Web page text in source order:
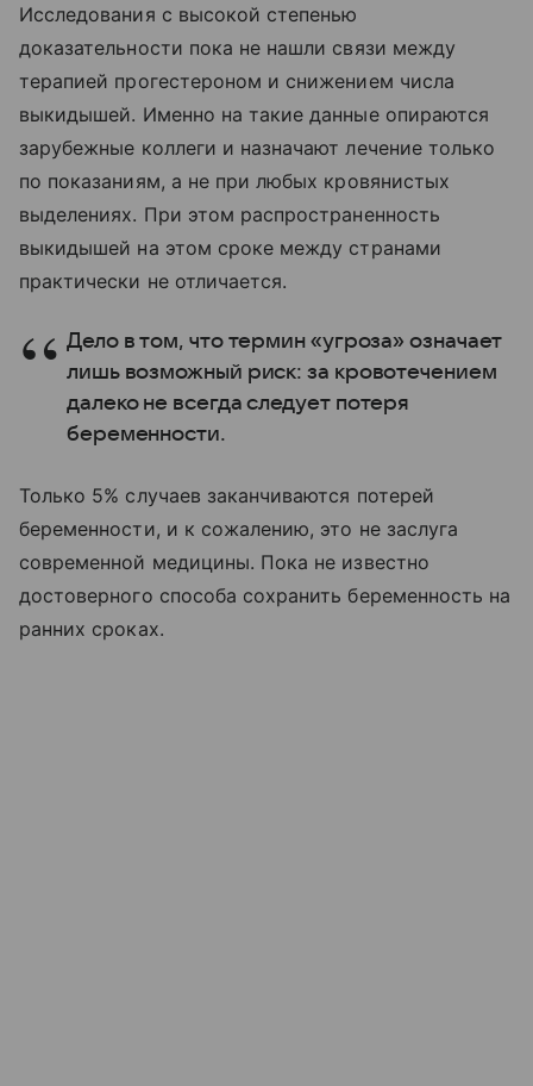
Исследования с высокой степенью
доказательности пока не нашли связи между
терапией прогестероном и снижением числа
выкидышей. Именно на такие данные опираются
зарубежные коллеги и назначают лечение только
по показаниям, а не при любых кровянистых
выделениях. При этом распространенность
выкидышей на этом сроке между странами
практически не отличается.
Дело в том, что термин «угроза» означает
лишь возможный риск: за кровотечением
далеко не всегда следует потеря
беременности.
Только 5% случаев заканчиваются потерей
беременности, и к сожалению, это не заслуга
современной медицины. Пока не известно
достоверного способа сохранить беременность на
ранних сроках.